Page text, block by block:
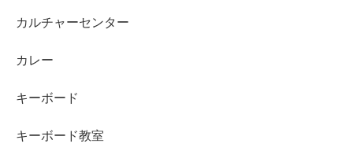
カルチャーセンター
カレー
キーボード
キーボード教室